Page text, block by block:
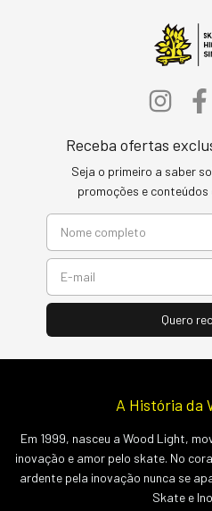
Receba ofertas
Seja o primeiro a saber
promoções e conteúdos
A História da
Em 1999, nasceu a Wood Light,
inovação e amor pelo skate. No
ardente pela inovação nunca se
Skate e